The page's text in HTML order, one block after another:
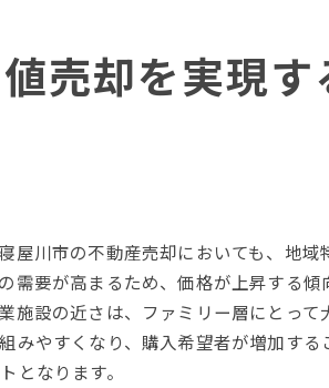
販売前の物件状態の向上方法
適切なマーケティング手法の選定
売却を実現
屋川市の不動産売却においても、地
需要が高まるため、価格が上昇する
施設の近さは、ファミリー層にとっ
みやすくなり、購入希望者が増加す
となります。